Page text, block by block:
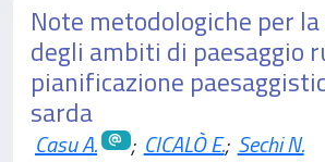
Note metodologiche per
degli ambiti di paesaggio
pianificazione
sarda
Casu A. ; CICALÒ E.; Sechi N.